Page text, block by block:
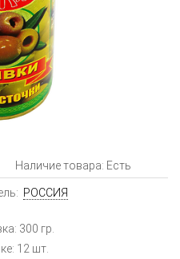
Наличие товара: Есть
РОССИЯ
300 гр.
12 шт.